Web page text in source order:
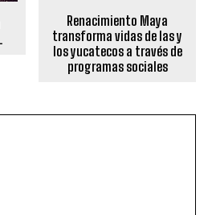
Renacimiento Maya
transforma vidas de las y
los yucatecos a través de
programas sociales